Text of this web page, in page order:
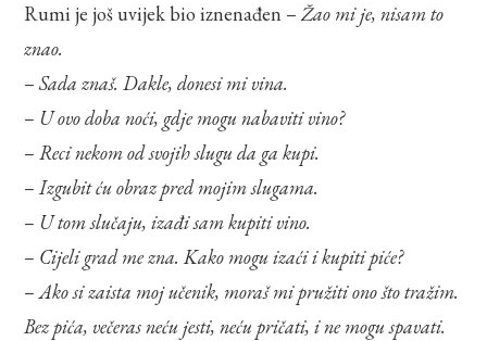
Rumi je još uvijek bio iznenađen –Žao mi je, nisam to
znao.
–Sada znaš. Dakle, donesi mi vina.
– U ovo doba noći, gdje mogu nabaviti vino?
–Reci nekom od svojih slugu da ga kupi.
–Izgubit ću obraz pred mojim slugama.
– U tom slučaju, izađi sam kupiti vino.
– Cijeli grad me zna. Kako mogu izaći i kupiti piće?
–Ako si zaista moj učenik, moraš mi pružiti ono što tražim.
Bez pića, večeras neću jesti, neću pričati, i ne mogu spavati.